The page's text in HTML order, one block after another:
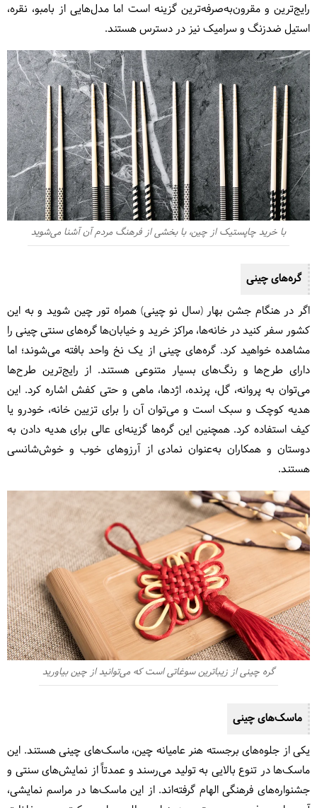
رایج‌ترین و مقرون‌به‌صرفه‌ترین گزینه است اما مدل‌هایی از بامبو، نقره،
استیل ضدزنگ و سرامیک نیز در دسترس هستند.
با خرید چاپستیک از چین،‌ با بخشی از فرهنگ مردم آن آشنا می‌شوید
گره‌های چینی
اگر در هنگام جشن بهار (سال نو چینی) همراه تور چین شوید و به این
کشور سفر کنید در خانه‌ها، مراکز خرید و خیابان‌ها گره‌های سنتی چینی را
مشاهده خواهید کرد. گره‌های چینی از یک نخ واحد بافته می‌شوند؛ اما
دارای طرح‌ها و رنگ‌های بسیار متنوعی هستند. از رایج‌ترین طرح‌ها
می‌توان به پروانه، گل، پرنده، اژدها، ماهی و حتی کفش اشاره کرد. این
هدیه کوچک و سبک است و می‌توان آن را برای تزیین خانه، خودرو یا
کیف استفاده کرد. همچنین این گره‌ها گزینه‌ای عالی برای هدیه دادن به
دوستان و همکاران به‌عنوان نمادی از آرزوهای خوب و خوش‌شانسی
هستند.
گره چینی از زیباترین سوغاتی است که می‌توانید از چین بیاورید
ماسک‌های چینی
یکی از جلوه‌های برجسته هنر عامیانه چین، ماسک‌های چینی هستند. این
ماسک‌ها در تنوع بالایی به تولید می‌رسند و عمدتاً از نمایش‌های سنتی و
جشنواره‌های فرهنگی الهام گرفته‌اند. از این ماسک‌ها در مراسم نمایشی،